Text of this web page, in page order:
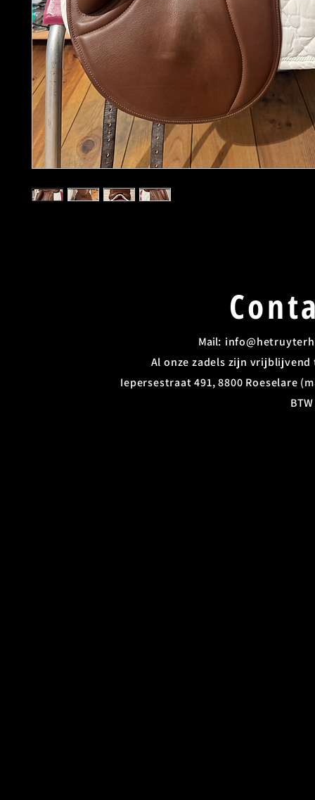
Mail: ​
Al onze zadels zijn
Iepersestraat 491, 8800 Roeselare